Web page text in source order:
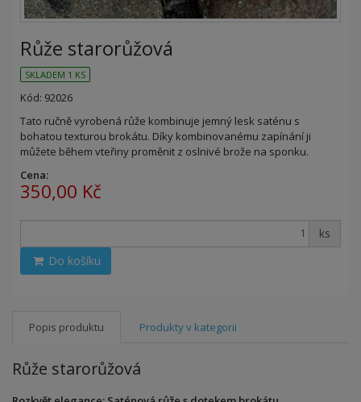
Růže starorůžová
SKLADEM 1 KS
Kód: 92026
Tato ručně vyrobená růže kombinuje jemný lesk saténu s
bohatou texturou brokátu. Díky kombinovanému zapínání ji
můžete během vteřiny proměnit z oslnivé brože na sponku.
Cena:
350,00 Kč
ks
Do košíku
Popis produktu Produkty v kategorii
Růže starorůžová